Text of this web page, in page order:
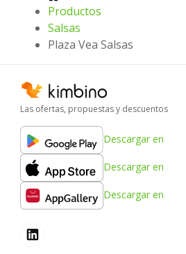
Productos
Salsas
Plaza Vea Salsas
Las ofertas, propuestas y descuentos
Descargar en
Descargar en
Descargar en